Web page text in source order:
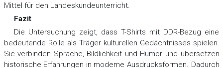
Mittel für den Landeskundeunterricht.
Fazit
Die Untersuchung zeigt, dass T-Shirts mit DDR-Bezug eine
bedeutende Rolle als Träger kulturellen Gedächtnisses spielen.
Sie verbinden Sprache, Bildlichkeit und Humor und übersetzen
historische Erfahrungen in moderne Ausdrucksformen. Dadurch